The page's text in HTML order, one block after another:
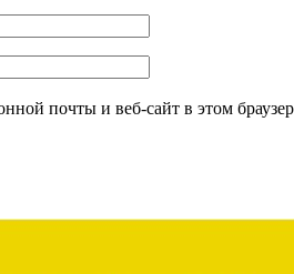
почты и веб-сайт в этом